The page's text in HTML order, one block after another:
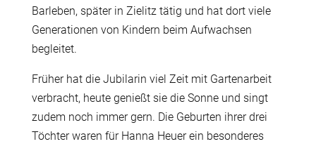
Barleben, später in Zielitz tätig und hat dort viele
Generationen von Kindern beim Aufwachsen
begleitet.
Früher hat die Jubilarin viel Zeit mit Gartenarbeit
verbracht, heute genießt sie die Sonne und singt
zudem noch immer gern. Die Geburten ihrer drei
Töchter waren für Hanna Heuer ein besonderes